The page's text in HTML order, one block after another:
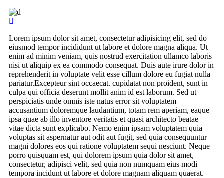
Lorem ipsum dolor sit amet, consectetur adipisicing elit, sed do
eiusmod tempor incididunt ut labore et dolore magna aliqua. Ut
enim ad minim veniam, quis nostrud exercitation ullamco laboris
nisi ut aliquip ex ea commodo consequat. Duis aute irure dolor in
reprehenderit in voluptate velit esse cillum dolore eu fugiat nulla
pariatur.Excepteur sint occaecat. cupidatat non proident, sunt in
culpa qui officia deserunt mollit anim id est laborum. Sed ut
perspiciatis unde omnis iste natus error sit voluptatem
accusantium doloremque laudantium, totam rem aperiam, eaque
ipsa quae ab illo inventore veritatis et quasi architecto beatae
vitae dicta sunt explicabo. Nemo enim ipsam voluptatem quia
voluptas sit aspernatur aut odit aut fugit, sed quia consequuntur
magni dolores eos qui ratione voluptatem sequi nesciunt. Neque
porro quisquam est, qui dolorem ipsum quia dolor sit amet,
consectetur, adipisci velit, sed quia non numquam eius modi
tempora incidunt ut labore et dolore magnam aliquam quaerat.